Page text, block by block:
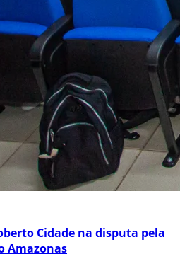
Cidade na disputa pela
Amazonas